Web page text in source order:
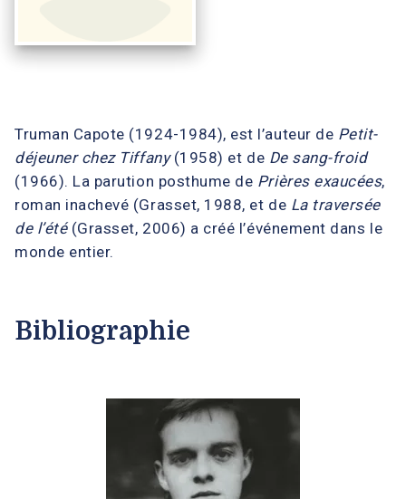
Truman Capote (1924-1984), est l’auteur de Petit-
déjeuner chez Tiffany(1958) et de De sang-froid
(1966). La parution posthume de Prières exaucées,
roman inachevé (Grasset, 1988, et de La traversée
de l’été(Grasset, 2006) a créé l’événement dans le
monde entier.
Bibliographie